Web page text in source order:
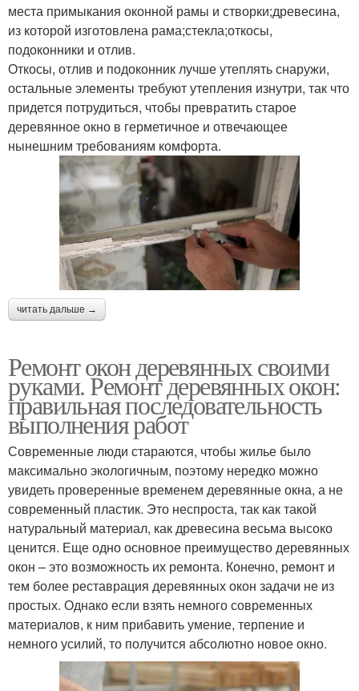
места примыкания оконной рамы и створки;древесина,
из которой изготовлена рама;стекла;откосы,
подоконники и отлив.
Откосы, отлив и подоконник лучше утеплять снаружи,
остальные элементы требуют утепления изнутри, так что
придется потрудиться, чтобы превратить старое
деревянное окно в герметичное и отвечающее
нынешним требованиям комфорта.
читать дальше →
Ремонт окон деревянных своими
руками. Ремонт деревянных окон:
правильная последовательность
выполнения работ
Современные люди стараются, чтобы жилье было
максимально экологичным, поэтому нередко можно
увидеть проверенные временем деревянные окна, а не
современный пластик. Это неспроста, так как такой
натуральный материал, как древесина весьма высоко
ценится. Еще одно основное преимущество деревянных
окон – это возможность их ремонта. Конечно, ремонт и
тем более реставрация деревянных окон задачи не из
простых. Однако если взять немного современных
материалов, к ним прибавить умение, терпение и
немного усилий, то получится абсолютно новое окно.